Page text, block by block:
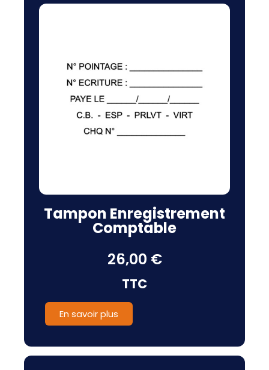
Tampon Enregistrement
Comptable
26,00 €
TTC
En savoir plus